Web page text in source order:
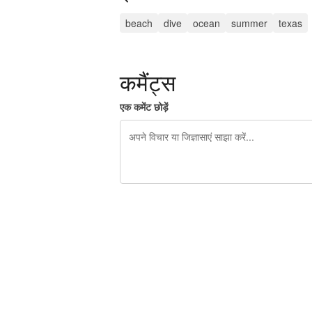
beach dive ocean summer texas
कमैंट्स
एक कमेंट छोड़ें